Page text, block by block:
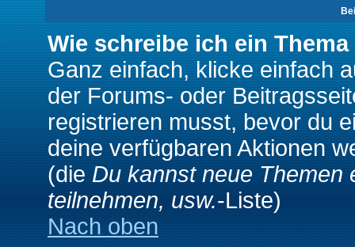
Wie schreibe ich ein
Ganz einfach, klicke einfach
der Forums- oder
registrieren musst, bevor du
deine verfügbaren Aktionen
(die Du kannst neue Themen
teilnehmen, usw.-Liste)
Nach oben